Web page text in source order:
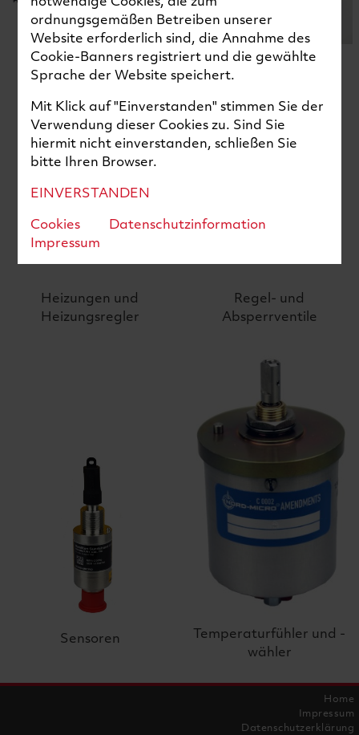
Elektronische Regler Gebläse
Heizungen und
Heizungsregler
Regel- und
Absperrventile
Sensoren
Temperaturfühler und -
wähler
Home
Impressum
Datenschutzerklärung
ordnungsgemäßen Betreiben unserer
Website erforderlich sind, die Annahme des
Cookie-Banners registriert und die gewählte
Sprache der Website speichert.
Mit Klick auf "Einverstanden" stimmen Sie der
Verwendung dieser Cookies zu. Sind Sie
hiermit nicht einverstanden, schließen Sie
bitte Ihren Browser.
EINVERSTANDEN
Cookies
Datenschutzinformation
Impressum